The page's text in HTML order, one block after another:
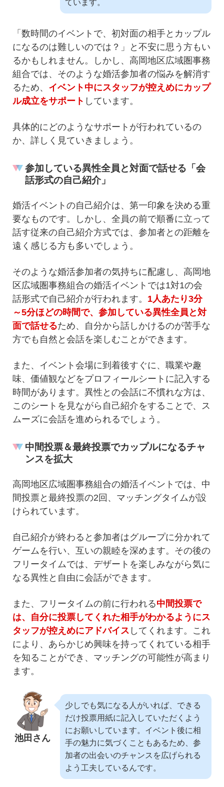
ています。
「数時間のイベントで、初対面の相手とカップル
になるのは難しいのでは？」と不安に思う方もい
るかもしれません。しかし、高岡地区広域圏事務
組合では、そのような婚活参加者の悩みを解消す
るため、 イベント中にスタッフが控えめにカップ
ル成立をサポート しています。
具体的にどのようなサポートが行われているの
か、詳しく見ていきましょう。
参加している異性全員と対面で話せる「会
話形式の自己紹介」
婚活イベントの自己紹介は、第一印象を決める重
要なものです。しかし、全員の前で順番に立って
話す従来の自己紹介方式では、参加者との距離を
遠く感じる方も多いでしょう。
そのような婚活参加者の気持ちに配慮し、高岡地
区広域圏事務組合の婚活イベントでは1対1の会
話形式で自己紹介が行われます。 1人あたり3分
～5分ほどの時間で、参加している異性全員と対
面で話せるため、自分から話しかけるのが苦手な
方でも自然と会話を楽しむことができます。
また、イベント会場に到着後すぐに、職業や趣
味、価値観などをプロフィールシートに記入する
時間があります。異性との会話に不慣れな方は、
このシートを見ながら自己紹介をすることで、ス
ムーズに会話を進められるでしょう。
中間投票＆最終投票でカップルになるチャ
ンスを拡大
高岡地区広域圏事務組合の婚活イベントでは、中
間投票と最終投票の2回、マッチングタイムが設
けられています。
自己紹介が終わると参加者はグループに分かれて
ゲームを行い、互いの親睦を深めます。その後の
フリータイムでは、デザートを楽しみながら気に
なる異性と自由に会話ができます。
また、フリータイムの前に行われる中間投票で
は、自分に投票してくれた相手がわかるようにス
タッフが控えめにアドバイス してくれます。これ
により、あらかじめ興味を持ってくれている相手
を知ることができ、マッチングの可能性が高まり
ます。
池田さん
少しでも気になる人がいれば、できる
だけ投票用紙に記入していただくよう
にお願いしています。イベント後に相
手の魅力に気づくこともあるため、参
加者の出会いのチャンスを広げられる
よう工夫しているんです。